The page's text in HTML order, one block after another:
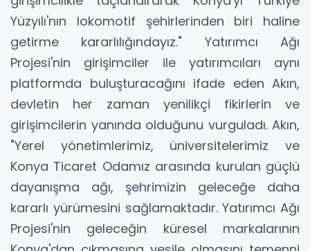
Yüzyılı'nın lokomotif şehirlerinden biri haline
getirme kararlılığındayız." Yatırımcı Ağı
Projesi'nin girişimciler ile yatırımcıları aynı
platformda buluşturacağını ifade eden Akın,
devletin her zaman yenilikçi fikirlerin ve
girişimcilerin yanında olduğunu vurguladı. Akın,
"Yerel yönetimlerimiz, üniversitelerimiz ve
Konya Ticaret Odamız arasında kurulan güçlü
dayanışma ağı, şehrimizin geleceğe daha
kararlı yürümesini sağlamaktadır. Yatırımcı Ağı
Projesi'nin geleceğin küresel markalarının